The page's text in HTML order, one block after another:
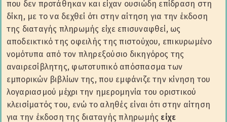
που δεν προτάθηκαν και είχαν ουσιώδη επίδραση στη
δίκη, με το να δεχθεί ότι στην αίτηση για την έκδοση
της διαταγής πληρωμής είχε επισυναφθεί, ως
αποδεικτικό της οφειλής της πιστούχου, επικυρωμένο
νομότυπα από τον πληρεξούσιο δικηγόρος της
αναιρεσίβλητης, φωτοτυπικό απόσπασμα των
εμπορικών βιβλίων της, που εμφάνιζε την κίνηση του
λογαριασμού μέχρι την ημερομηνία του οριστικού
κλεισίματός του, ενώ το αληθές είναι ότι στην αίτηση
για την έκδοση της διαταγής πληρωμής είχε